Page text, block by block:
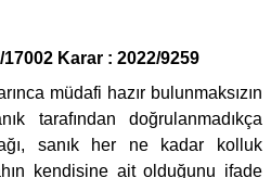
Karar : 2022/9259
müdafi hazır bulunmaksızın
tarafından doğrulanmadıkça
sanık her ne kadar kolluk
kendisine ait olduğunu ifade